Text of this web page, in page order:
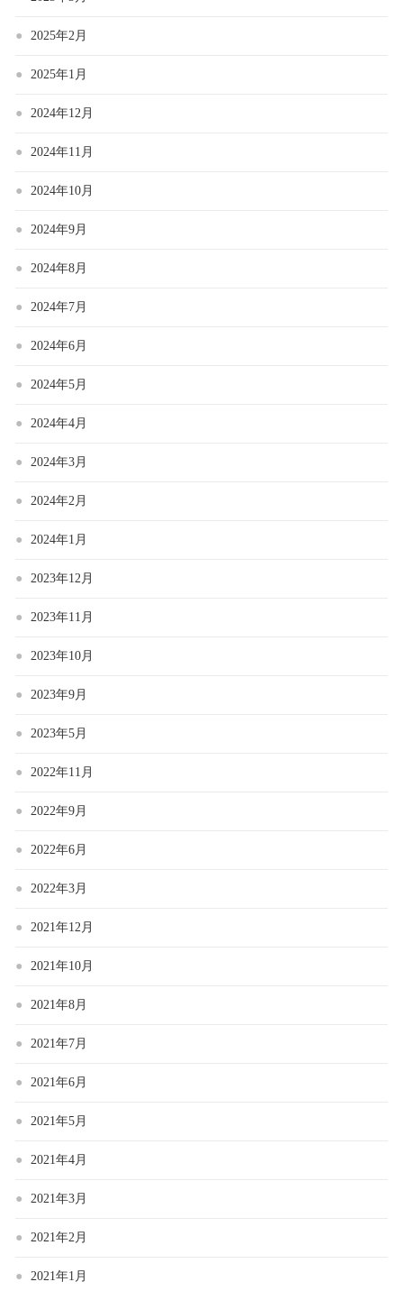
2025年2月
2025年1月
2024年12月
2024年11月
2024年10月
2024年9月
2024年8月
2024年7月
2024年6月
2024年5月
2024年4月
2024年3月
2024年2月
2024年1月
2023年12月
2023年11月
2023年10月
2023年9月
2023年5月
2022年11月
2022年9月
2022年6月
2022年3月
2021年12月
2021年10月
2021年8月
2021年7月
2021年6月
2021年5月
2021年4月
2021年3月
2021年2月
2021年1月